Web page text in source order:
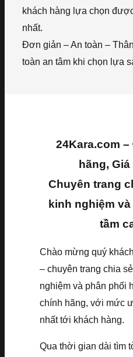
khách hàng lựa chọn
nhất.
Đơn giản – An toàn –
toàn an tâm khi chọn lựa
24Kara.com
hãng,
Chuyên trang
kinh nghiệm
tầm
Chào mừng quý
– chuyên trang chia
nghiệm và phân phối
chính hãng, với mức
nhất tới khách hàng.
Qua thời gian dài tìm